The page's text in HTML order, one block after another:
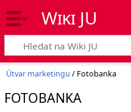
Wiki JU
Útvar marketingu / Fotobanka
FOTOBANKA